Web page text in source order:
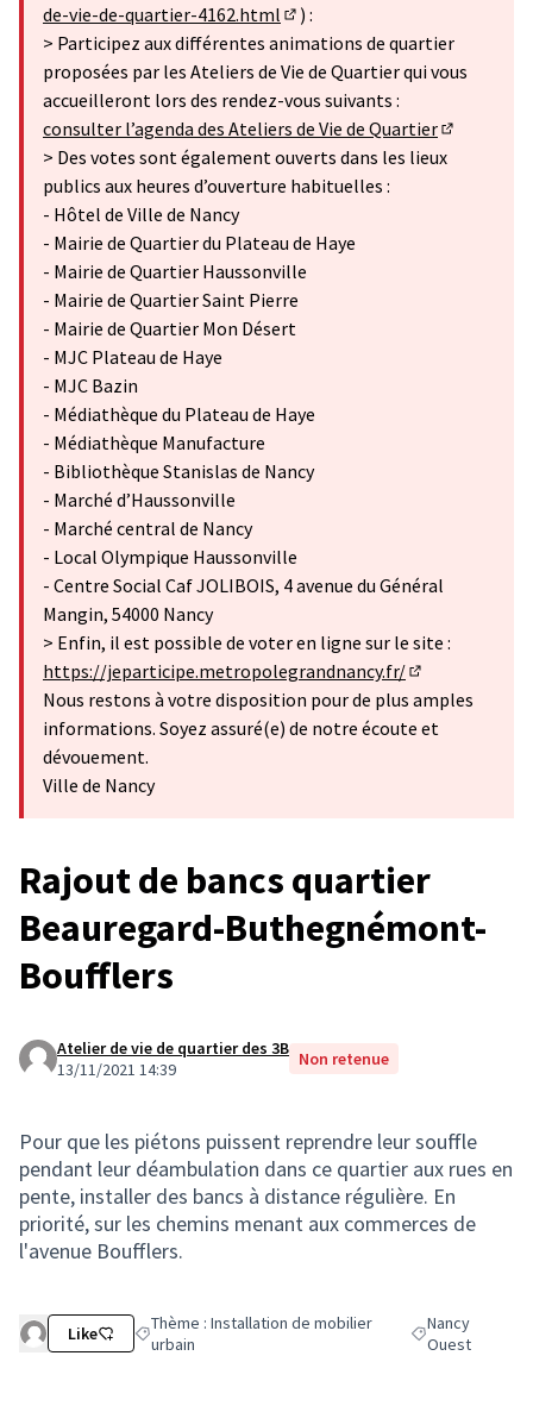
de-vie-de-quartier-4162.html
(Lien externe)
) :
> Participez aux différentes animations de quartier
proposées par les Ateliers de Vie de Quartier qui vous
accueilleront lors des rendez-vous suivants :
consulter l’agenda des Ateliers de Vie de Quartier
(Lien
> Des votes sont également ouverts dans les lieux
publics aux heures d’ouverture habituelles :
- Hôtel de Ville de Nancy
- Mairie de Quartier du Plateau de Haye
- Mairie de Quartier Haussonville
- Mairie de Quartier Saint Pierre
- Mairie de Quartier Mon Désert
- MJC Plateau de Haye
- MJC Bazin
- Médiathèque du Plateau de Haye
- Médiathèque Manufacture
- Bibliothèque Stanislas de Nancy
- Marché d’Haussonville
- Marché central de Nancy
- Local Olympique Haussonville
- Centre Social Caf JOLIBOIS, 4 avenue du Général
Mangin, 54000 Nancy
> Enfin, il est possible de voter en ligne sur le site :
https://jeparticipe.metropolegrandnancy.fr/
(S'ouvre dans
Nous restons à votre disposition pour de plus amples
informations. Soyez assuré(e) de notre écoute et
dévouement.
Ville de Nancy
Rajout de bancs quartier
Beauregard-Buthegnémont-
Boufflers
Atelier de vie de quartier des 3B
13/11/2021 14:39
Non retenue
Pour que les piétons puissent reprendre leur souffle
pendant leur déambulation dans ce quartier aux rues en
pente, installer des bancs à distance régulière. En
priorité, sur les chemins menant aux commerces de
l'avenue Boufflers.
Like Filtrer les résultats de la catégorie : Thème :
Thème : Installation de mobilier
urbain
Filtrer les
Nancy
Ouest